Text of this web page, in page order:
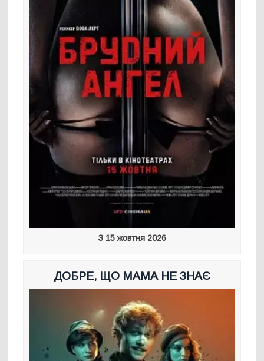
З 15 жовтня 2026
ДОБРЕ, ЩО МАМА НЕ ЗНАЄ